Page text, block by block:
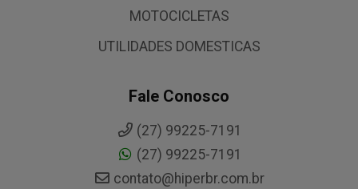
MOTOCICLETAS
UTILIDADES DOMESTICAS
Fale Conosco
(27) 99225-7191
(27) 99225-7191
contato@hiperbr.com.br